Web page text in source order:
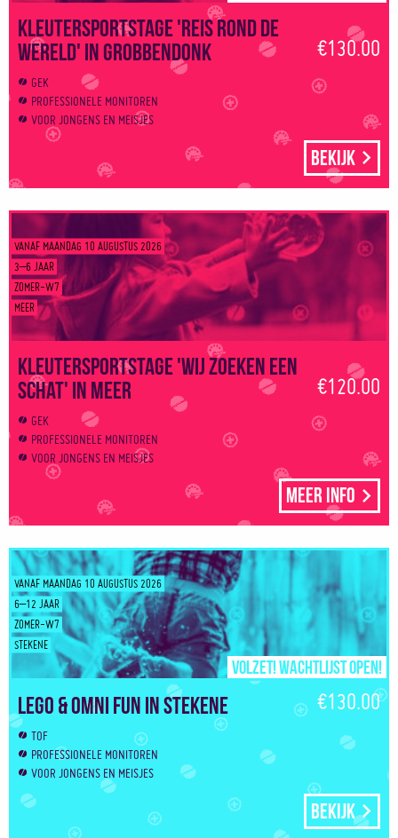
Kleutersportstage 'Reis rond de
wereld' in Grobbendonk
€130.00
GEK
PROFESSIONELE MONITOREN
VOOR JONGENS EN MEISJES
Bekijk
VANAF MAANDAG 10 AUGUSTUS 2026
3–6 JAAR
ZOMER-W7
MEER
Kleutersportstage 'Wij zoeken een
schat' in Meer
€120.00
GEK
PROFESSIONELE MONITOREN
VOOR JONGENS EN MEISJES
Meer info
VANAF MAANDAG 10 AUGUSTUS 2026
6–12 JAAR
ZOMER-W7
STEKENE
Volzet! Wachtlijst open!
Lego & Omni Fun in Stekene €130.00
TOF
PROFESSIONELE MONITOREN
VOOR JONGENS EN MEISJES
Bekijk